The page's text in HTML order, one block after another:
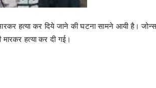
हत्या कर दिये जाने की घटना सामने आयी है।
मारकर हत्या कर दी गई।